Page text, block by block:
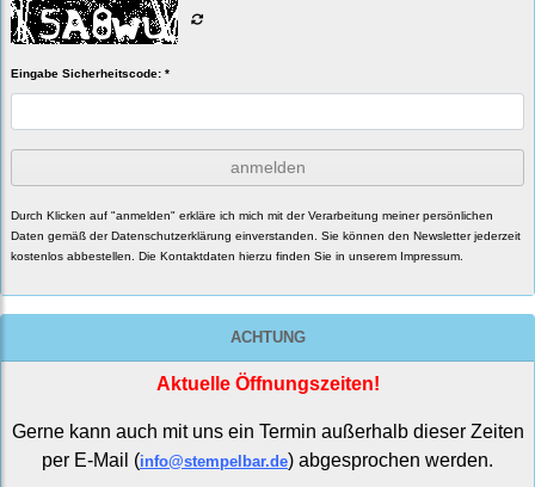
Eingabe Sicherheitscode: *
anmelden
Durch Klicken auf "anmelden" erkläre ich mich mit der Verarbeitung meiner persönlichen
Daten gemäß der Datenschutzerklärung einverstanden. Sie können den Newsletter jederzeit
kostenlos abbestellen. Die Kontaktdaten hierzu finden Sie in unserem Impressum.
ACHTUNG
Aktuelle Öffnungszeiten!
Gerne kann auch mit uns ein Termin außerhalb dieser Zeiten
per E-Mail (info@stempelbar.de) abgesprochen werden.